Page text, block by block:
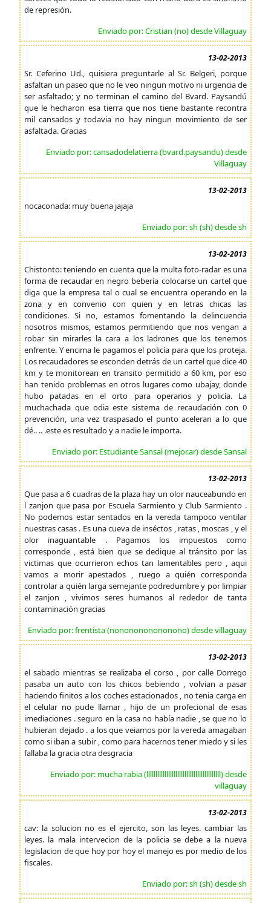
de represión.
Enviado por: Cristian (no) desde Villaguay
13-02-2013
Sr. Ceferino Ud., quisiera preguntarle al Sr. Belgeri, porque
asfaltan un paseo que no le veo ningun motivo ni urgencia de
ser asfaltado; y no terminan el camino del Bvard. Paysandú
que le hecharon esa tierra que nos tiene bastante recontra
mil cansados y todavia no hay ningun movimiento de ser
asfaltada. Gracias
Enviado por: cansadodelatierra (bvard.paysandu) desde
Villaguay
13-02-2013
nocaconada: muy buena jajaja
Enviado por: sh (sh) desde sh
13-02-2013
Chistonto: teniendo en cuenta que la multa foto-radar es una
forma de recaudar en negro bebería colocarse un cartel que
diga que la empresa tal o cual se encuentra operando en la
zona y en convenio con quien y en letras chicas las
condiciones. Si no, estamos fomentando la delincuencia
nosotros mismos, estamos permitiendo que nos vengan a
robar sin mirarles la cara a los ladrones que los tenemos
enfrente. Y encima le pagamos el policía para que los proteja.
Los recaudadores se esconden detrás de un cartel que dice 40
km y te monitorean en transito permitido a 60 km, por eso
han tenido problemas en otros lugares como ubajay, donde
hubo patadas en el orto para operarios y policía. La
muchachada que odia este sistema de recaudación con 0
prevención, una vez traspasado el punto aceleran a lo que
dé.. .. .este es resultado y a nadie le importa.
Enviado por: Estudiante Sansal (mejor.ar) desde Sansal
13-02-2013
Que pasa a 6 cuadras de la plaza hay un olor nauceabundo en
l zanjon que pasa por Escuela Sarmiento y Club Sarmiento .
No podemos estar sentados en la vereda tampoco ventilar
nuestras casas . Es una cueva de inséctos , ratas , moscas , y el
olor inaguantable . Pagamos los impuestos como
corresponde , está bien que se dedique al tránsito por las
victimas que ocurrieron echos tan lamentables pero , aqui
vamos a morir apestados , ruego a quién corresponda
controlar a quién larga semejante podredumbre y por limpiar
el zanjon , vivimos seres humanos al rededor de tanta
contaminación gracias
Enviado por: frentista (nononononononono) desde villaguay
13-02-2013
el sabado mientras se realizaba el corso , por calle Dorrego
pasaba un auto con los chicos bebiendo , volvian a pasar
haciendo finitos a los coches estacionados , no tenia carga en
el celular no pude llamar , hijo de un profecional de esas
imediaciones . seguro en la casa no había nadie , se que no lo
hubieran dejado . a los que veiamos por la vereda amagaban
como si iban a subir , como para hacernos tener miedo y si les
fallaba la gracia otra desgracia
Enviado por: mucha rabia (lllllllllllllllllllllllllllllllllllllllll) desde
villaguay
13-02-2013
cav: la solucion no es el ejercito, son las leyes. cambiar las
leyes. la mala intervecion de la policia se debe a la nueva
legislacion de que hoy por hoy el manejo es por medio de los
fiscales.
Enviado por: sh (sh) desde sh